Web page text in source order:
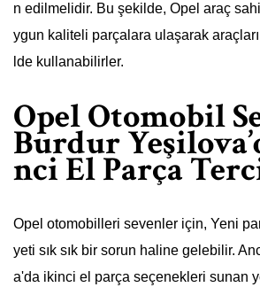
n edilmelidir. Bu şekilde, Opel araç
ygun kaliteli parçalara ulaşarak
lde kullanabilirler.
Opel Otomobil
Burdur
nci El Parça
Opel otomobilleri sevenler için, Yeni
yeti sık sık bir sorun haline gelebilir.
a'da ikinci el parça seçenekleri sunan